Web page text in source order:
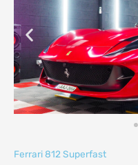
Ferrari 812 Superfast